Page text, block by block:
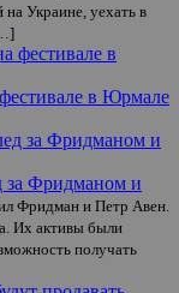
Украине, уехать в
в Юрмале
за Фридманом и
Фридман и Петр Авен.
Их активы были
получать